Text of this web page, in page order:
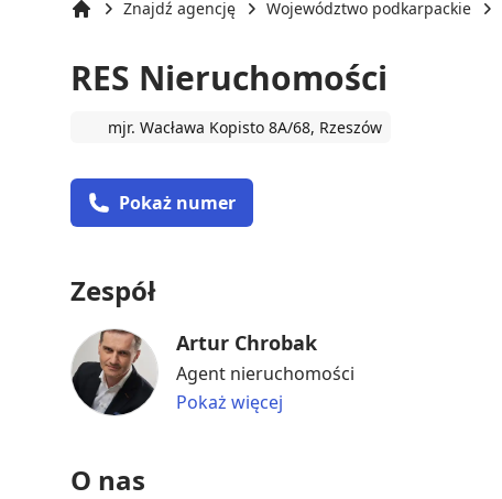
Znajdź agencję Województwo podkarpackie
RES Nieruchomości
mjr. Wacława Kopisto 8A/68, Rzeszów
Pokaż numer
Zespół
Artur Chrobak
Agent nieruchomości
Pokaż więcej
O nas